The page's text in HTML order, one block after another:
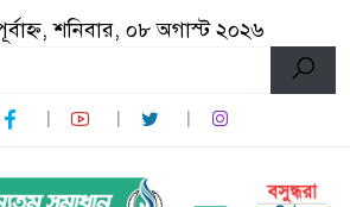
শনিবার, ০৮ অগাস্ট ২০২৬